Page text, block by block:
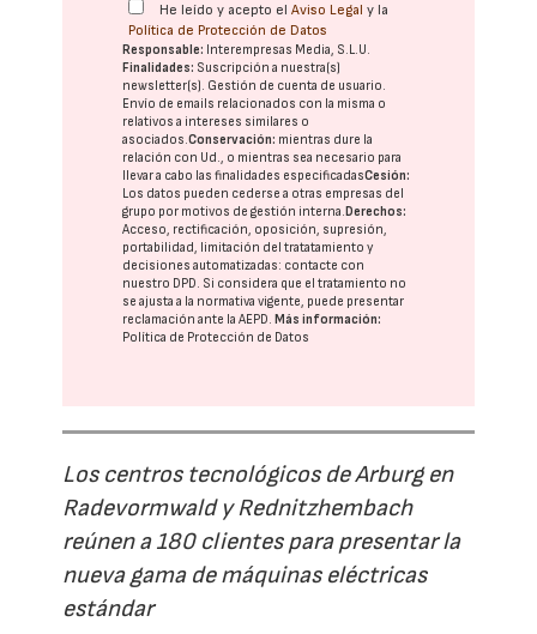
He leído y acepto elAviso Legal y la
Política de Protección de Datos
Responsable: Interempresas Media, S.L.U.
Finalidades: Suscripción a nuestra(s)
newsletter(s). Gestión de cuenta de usuario.
Envío de emails relacionados con la misma o
relativos a intereses similares o
asociados.Conservación: mientras dure la
relación con Ud., o mientras sea necesario para
llevar a cabo las finalidades especificadasCesión:
Los datos pueden cederse a otras empresas del
grupo por motivos de gestión interna. Derechos:
Acceso, rectificación, oposición, supresión,
portabilidad, limitación del tratatamiento y
decisiones automatizadas: contacte con
nuestro DPD. Si considera que el tratamiento no
se ajusta a la normativa vigente, puede presentar
reclamación ante laAEPD. Más información:
Política de Protección de Datos
Los centros tecnológicos de Arburg en
Radevormwald y Rednitzhembach
reúnen a 180 clientes para presentar la
nueva gama de máquinas eléctricas
estándar